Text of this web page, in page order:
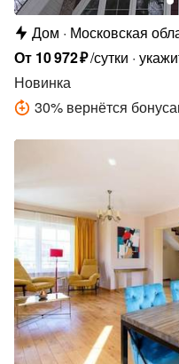
Дом
Московская
От 10972₽/сутки
Новинка
30% вернётся